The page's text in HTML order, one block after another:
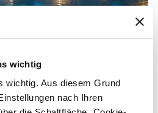
wichtig
wichtig. Aus diesem Grund
nach Ihren
Pucciarelli
vonBagno